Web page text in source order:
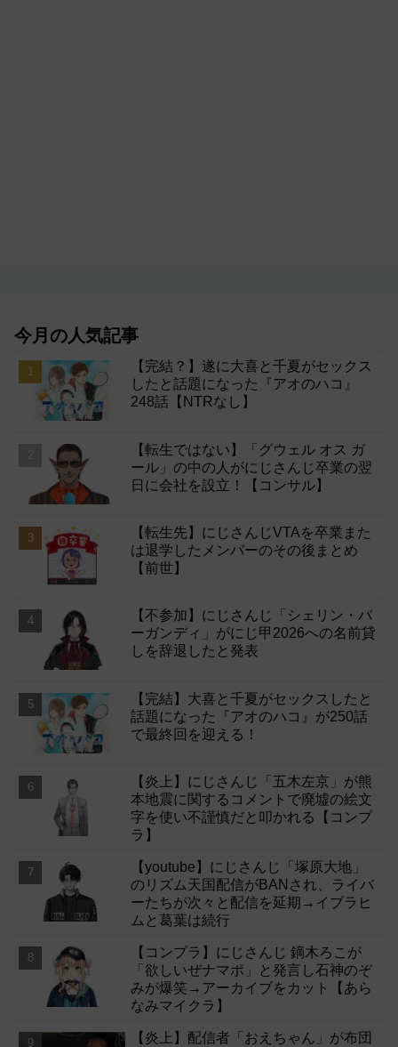
今月の人気記事
【完結？】遂に大喜と千夏がセックス
したと話題になった『アオのハコ』
248話【NTRなし】
【転生ではない】「グウェル オス ガ
ール」の中の人がにじさんじ卒業の翌
日に会社を設立！【コンサル】
【転生先】にじさんじVTAを卒業また
は退学したメンバーのその後まとめ
【前世】
【不参加】にじさんじ「シェリン・バ
ーガンディ」がにじ甲2026への名前貸
しを辞退したと発表
【完結】大喜と千夏がセックスしたと
話題になった『アオのハコ』が250話
で最終回を迎える！
【炎上】にじさんじ「五木左京」が熊
本地震に関するコメントで廃墟の絵文
字を使い不謹慎だと叩かれる【コンプ
ラ】
【youtube】にじさんじ「塚原大地」
のリズム天国配信がBANされ、ライバ
ーたちが次々と配信を延期→イブラヒ
ムと葛葉は続行
【コンプラ】にじさんじ 鏑木ろこが
「欲しいぜナマポ」と発言し石神のぞ
みが爆笑→アーカイブをカット【あら
なみマイクラ】
【炎上】配信者「おえちゃん」が布団